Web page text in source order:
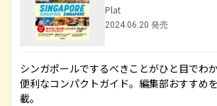
Plat
2024.06.20 発売
シンガポールでするべきことがひと目でわ
便利なコンパクトガイド。編集部おすすめ
載。